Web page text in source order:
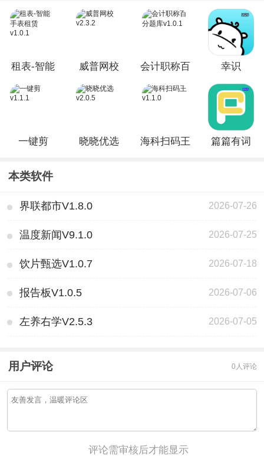
租表-智能
v1.0.1
威普网校
会计职称百
v1.0.1
幸识
一键剪
晓晓优选
海科扫码王
篇篇有词
本类软件
界联都市V1.8.0 2026-07-26
温度新闻V9.1.0 2026-07-25
饮片甄选V1.0.7 2026-07-18
报告板V1.0.5 2026-07-06
左养右学V2.5.3 2026-07-05
用户评论 0人评论
评论需审核后才能显示